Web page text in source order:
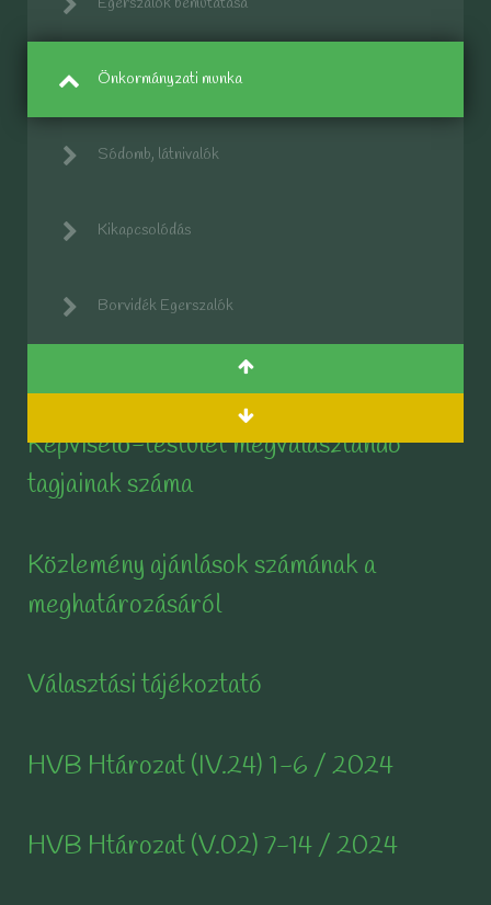
Önkormányzati munka
Sódomb, látnivalók
Kikapcsolódás
Borvidék Egerszalók
Képviselő-testület megválasztandó
tagjainak száma
Közlemény ajánlások számának a
meghatározásáról
Választási tájékoztató
HVB Htározat (IV.24) 1-6 / 2024
HVB Htározat (V.02) 7-14 / 2024